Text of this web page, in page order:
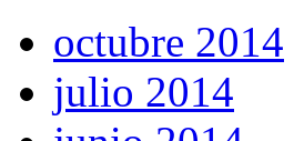
octubre 2014
julio 2014